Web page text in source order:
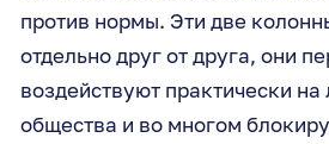
против нормы. Эти две
отдельно друг от друга, они
воздействуют практически
общества и во многом